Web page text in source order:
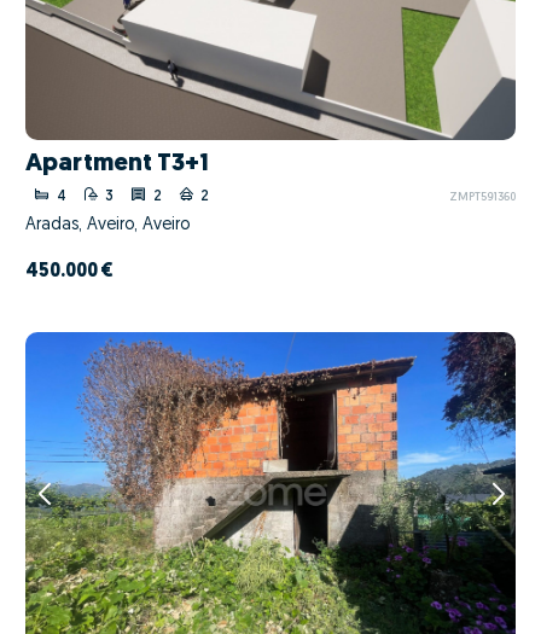
Apartment T3+1
4 3 2 2 ZMPT591360
Aradas, Aveiro, Aveiro
450.000 €